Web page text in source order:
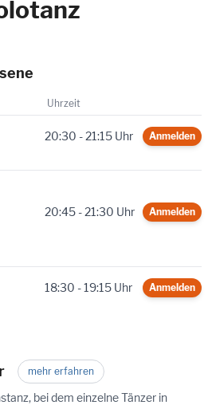
Uhrzeit
20:30 - 21:15 Uhr
Anmelden
20:45 - 21:30 Uhr Anmelden
18:30 - 19:15 Uhr
Anmelden
mehr erfahren
bei dem einzelne Tänzer in